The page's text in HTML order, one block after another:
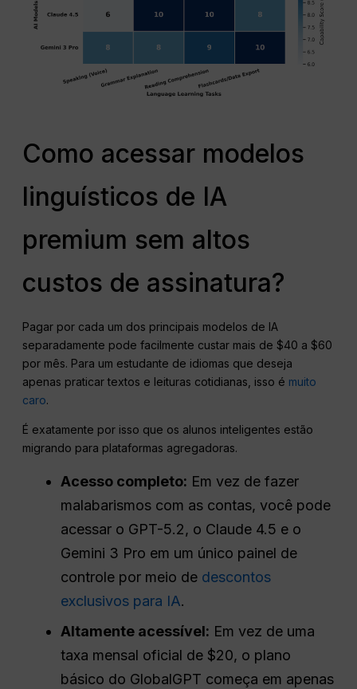
Como acessar modelos
linguísticos de IA
premium sem altos
custos de assinatura?
Pagar por cada um dos principais modelos de IA
separadamente pode facilmente custar mais de $40 a $60
por mês. Para um estudante de idiomas que deseja
apenas praticar textos e leituras cotidianas, isso é muito
caro.
É exatamente por isso que os alunos inteligentes estão
migrando para plataformas agregadoras.
Acesso completo: Em vez de fazer
malabarismos com as contas, você pode
acessar o GPT-5.2, o Claude 4.5 e o
Gemini 3 Pro em um único painel de
controle por meio de descontos
exclusivos para IA.
Altamente acessível: Em vez de uma
taxa mensal oficial de $20, o plano
básico do GlobalGPT começa em apenas